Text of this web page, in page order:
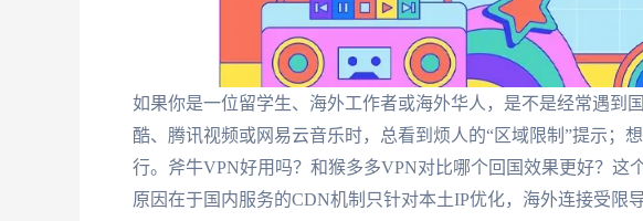
如果你是一位留学生、海外工作者或海外华人，是不是经常遇到
酷、腾讯视频或网易云音乐时，总看到烦人的“区域限制”提示；
行。斧牛VPN好用吗？和猴多多VPN对比哪个回国效果更好？
原因在于国内服务的CDN机制只针对本土IP优化，海外连接受限